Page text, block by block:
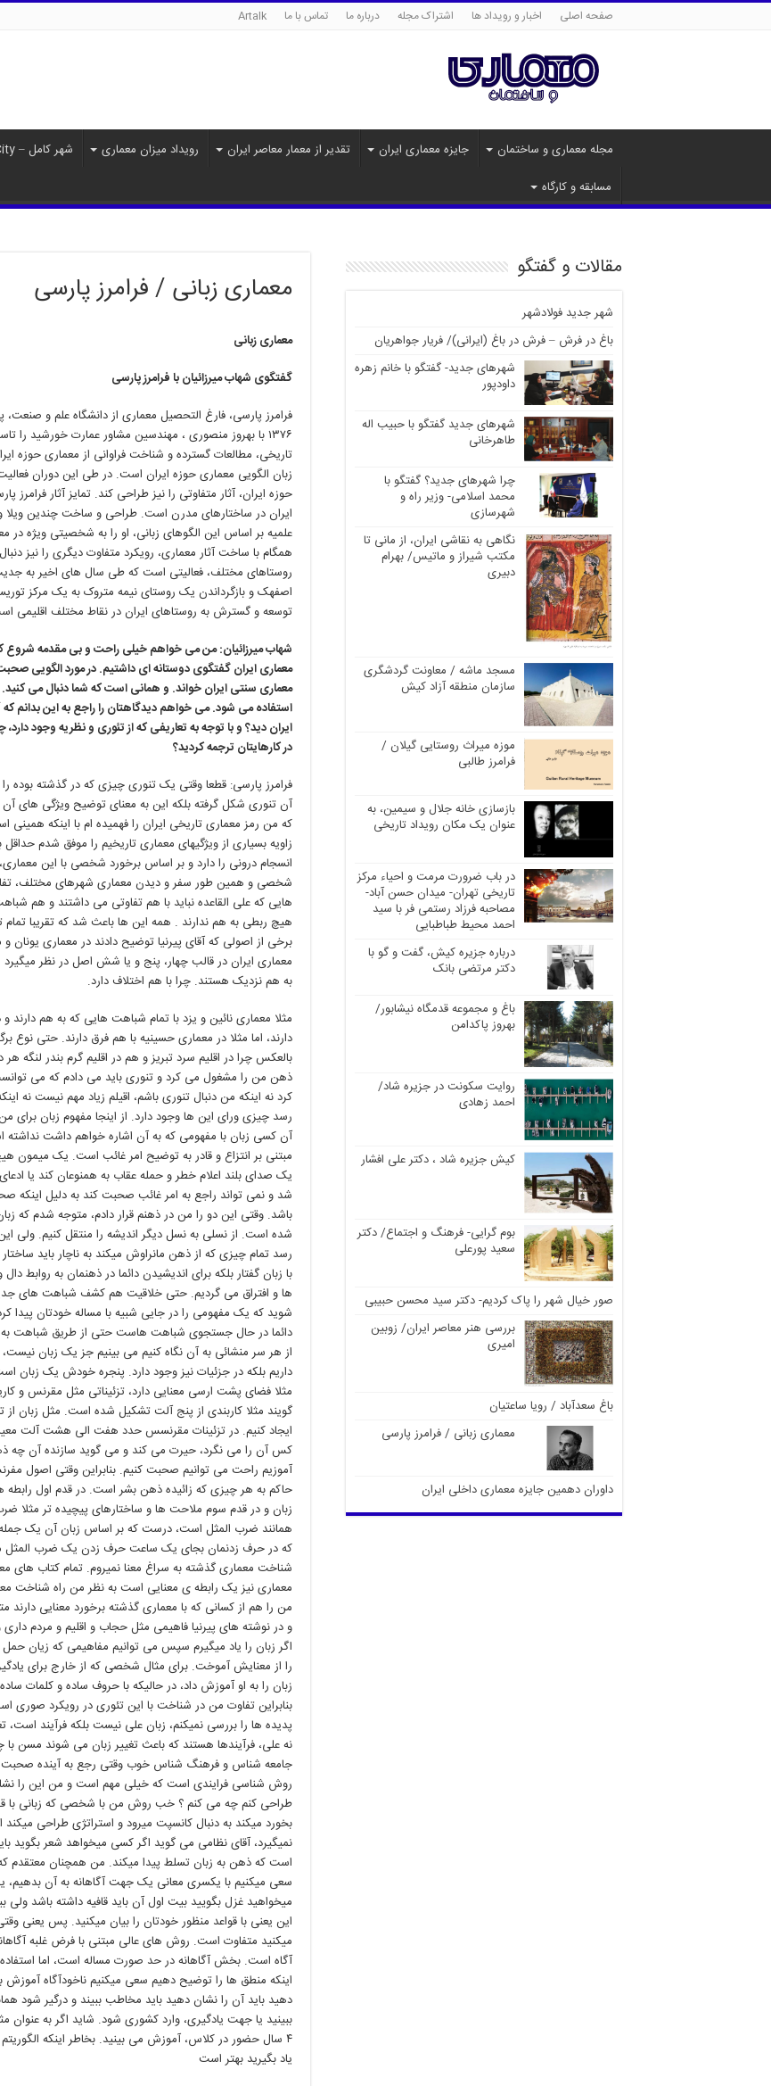
صفحه اصلی اخبار و رویداد ها اشتراک مجله درباره ما تماس با ما Artalk
مجله معماری و ساختمان جایزه معماری ایران تقدیر از معمار معاصر ایران رویداد میزان معماری شهر کامل – Paragon City
مسابقه و کارگاه
معماری زبانی / فرامرز پارسی
معماری زبانی
گفتگوی شهاب میرزائیان با فرامرز پارسی
فرامرز پارسی، فارغ التحصیل معماری از دانشگاه علم و
۱۳۷۶با بهروز منصوری ، مهندسین مشاور عمارت خورشید را
تاریخی، مطالعات گسترده و شناخت فراوانی از معماری حوزه
زبان الگویی معماری حوزه ایران است. در طی این دوران
حوزه ایران، آثار متفاوتی را نیز طراحی کند. تمایز آثار
ایران در ساختارهای مدرن است. طراحی و ساخت چندین
علمیه بر اساس این الگوهای زبانی، او را به شخصیتی ویژه
همگام با ساخت آثار معماری، رویکرد متفاوت دیگری را نیز
روستاهای مختلف، فعالیتی است که طی سال های اخیر به
اصفهک و بازگرداندن یک روستای نیمه متروک به یک مرکز
توسعه و گسترش به روستاهای ایران در نقاط مختلف اقلیمی
شهاب میرزائیان: من می خواهم خیلی راحت و بی مقدمه شروع
معماری ایران گفتگوی دوستانه ای داشتیم. در مورد الگویی
معماری سنتی ایران خواند. و همانی است که شما دنبال می
استفاده می شود. می خواهم دیدگاهتان را راجع به این بدانم
ایران دید؟ و با توجه به تعاریفی که از تئوری و نظریه وجود
در کارهایتان ترجمه کردید؟
فرامرز پارسی: قطعا وقتی یک تنوری چیزی که در گذشته بوده
آن تنوری شکل گرفته بلکه این به معنای توضیح ویژگی های آن
که من رمز معماری تاریخی ایران را فهمیده ام با اینکه
زاویه بسیاری از ویژگیهای معماری تاریخیم را موفق شدم
انسجام درونی را دارد و بر اساس برخورد شخصی با این
شخصی و همین طور سفر و دیدن معماری شهرهای مختلف،
هایی که علی القاعده نباید با هم تفاوتی می داشتند و هم
هیچ ربطی به هم ندارند . همه این ها باعث شد که تقریبا تمام
برخی از اصولی که آقای پیرنیا توضیح دادند در معماری یونان
معماری ایران در قالب چهار، پنج و یا شش اصل در نظر
به هم نزدیک هستند. چرا با هم اختلاف دارد.
مثلا معماری نائین و یزد با تمام شباهت هایی که به هم
دارند، اما مثلا در معماری حسینیه با هم فرق دارند. حتی نوع
بالعکس چرا در اقلیم سرد تبریز و هم در اقلیم گرم بندر لنگه
ذهن من را مشغول می کرد و تنوری باید می دادم که می
کرد نه اینکه من دنبال تنوری باشم، اقیلم زیاد مهم نیست نه
رسد چیزی ورای این ها وجود دارد. از اینجا مفهوم زبان
آن کسی زبان با مفهومی که به آن اشاره خواهم داشت نداشته
مبتنی بر انتزاع و قادر به توضیح امر غائب است. یک میمون
یک صدای بلند اعلام خطر و حمله عقاب به همنوعان کند یا ادعای
شد و نمی تواند راجع به امر غائب صحبت کند به دلیل اینکه
باشد. وقتی این دو را من در ذهنم قرار دادم، متوجه شدم
شده است. از نسلی به نسل دیگر اندیشه را منتقل کنیم. ولی
رسد تمام چیزی که از ذهن مانراوش میکند به ناچار باید
با زبان گفتار بلکه برای اندیشیدن دائما در ذهنمان به روابط
ها و افتراق می گردیم. حتی خلاقیت هم کشف شباهت های
شوید که یک مفهومی را در جایی شبیه با مساله خودتان پیدا
دائما در حال جستجوی شباهت هاست حتی از طریق شباهت به
از هر سر منشائی به آن نگاه کنیم می بینیم جز یک زبان
داریم بلکه در جزئیات نیز وجود دارد. پنجره خودش یک زبان
مثلا فضای پشت ارسی معنایی دارد، تزئیناتی مثل مقرنس و
گویند مثلا کاربندی از پنج آلت تشکیل شده است. مثل زبان از
ایجاد کنیم. در تزئینات مقرنسس حدد هفت الی هشت آلت
کس آن را می نگرد، حیرت می کند و می گوید سازنده آن چه
آموزیم راحت می توانیم صحبت کنیم. بنابراین وقتی اصول
حاکم به هر چیزی که زائيده ذهن بشر است. در قدم اول رابطه
زبان و در قدم سوم ملاحت ها و ساختارهای پیچیده تر مثلا
همانند ضرب المثل است، درست که بر اساس زبان آن یک
که در حرف زدنمان بجای یک ساعت حرف زدن یک ضرب المثل
شناخت معماری گذشته به سراغ معنا نمیروم. تمام کتاب های
معماری نیز یک رابطه ی معنایی است به نظر من راه شناخت
من را هم از کسانی که با معماری گذشته برخورد معنایی
و در نوشته های پیرنیا فاهیمی مثل حجاب و اقلیم و مردم
اگر زبان را یاد میگیرم سپس می توانیم مفاهیمی که زیان
را از معنایش آموخت. برای مثال شخصی که از خارج برای
زبان را به او آموزش داد، در حالیکه با حروف ساده و کلمات
بنابراین تفاوت من در شناخت با این تئوری در رویکرد صوری
پدیده ها را بررسی نمیکنم، زبان علی نیست بلکه فرآیند
نه علی، فرآیندها هستند که باعث تغییر زبان می شوند مسن
جامعه شناس و فرهنگ شناس خوب وقتی رجع به آینده
روش شناسی فرایندی است که خیلی مهم است و من این را
طراحی کنم چه می کنم ؟ خب روش من با شخصی که زبانی با
بخورد میکند به دنبال کانسپت میرود و استراتژی طراحی
نمیگیرد، آقای نظامی می گوید اگر کسی میخواهد شعر بگوید
است که ذهن به زبان تسلط پیدا میکند. من همچنان معتقدم
سعی میکنیم با یکسری معانی یک جهت آگاهانه به آن بدهیم،
میخواهید غزل بگویید بیت اول آن باید قافیه داشته باشد
این یعنی با قواعد منظور خودتان را بیان میکنید. پس یعنی
میکنید متفاوت است. روش های عالی مبتنی با فرض غلبه
آگاه است. بخش آگاهانه در حد صورت مساله است، اما استفاده
اینکه منطق ها را توضیح دهیم سعی میکنیم ناخودآگاه آموزش
دهید باید آن را نشان دهید باید مخاطب ببیند و درگیر شود
ببینید یا جهت یادگیری، وارد کشوری شود. شاید اگر به عنوان
۴ سال حضور در کلاس، آموزش می بینید. بخاطر اینکه الگوریتم
یاد بگیرید بهتر است
مقالات و گفتگو
شهر جدید فولادشهر
باغ در فرش – فرش در باغ (ایرانی)/ فریار جواهریان
شهرهای جدید- گفتگو با خانم زهره
داودپور
شهرهای جدید گفتگو با حبیب اله
طاهرخانی
چرا شهرهای جدید؟ گفتگو با
محمد اسلامی- وزیر راه و
شهرسازی
نگاهی به نقاشی ایران، از مانی تا
مکتب شیراز و ماتیس/ بهرام
دبیری
مسجد ماشه / معاونت گردشگری
سازمان منطقه آزاد کیش
موزه میراث روستایی گیلان /
فرامرز طالبی
بازسازی خانه جلال و سیمین، به
عنوان یک مکان رویداد تاریخی
در باب ضرورت مرمت و احیاء مرکز
تاریخی تهران- میدان حسن آباد-
مصاحبه فرزاد رستمی فر با سید
احمد محیط طباطبایی
درباره جزیره کیش، گفت و گو با
دکتر مرتضی بانک
باغ و مجموعه قدمگاه نیشابور/
بهروز پاکدامن
روایت سکونت در جزیره شاد/
احمد زهادی
کیش جزیره شاد ، دکتر علی افشار
بوم گرایی- فرهنگ و اجتماع/ دکتر
سعید پورعلی
صور خیال شهر را پاک کردیم- دکتر سید محسن حبیبی
بررسی هنر معاصر ایران/ زوبین
امیری
باغ سعدآباد / رویا ساعتیان
معماری زبانی / فرامرز پارسی
داوران دهمین جایزه معماری داخلی ایران